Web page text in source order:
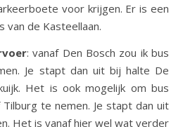
voor krijgen. Er is een
van de Kasteellaan.
: vanaf Den Bosch zou ik bus
Je stapt dan uit bij halte De
Het is ook mogelijk om bus
te nemen. Je stapt dan uit
Het is vanaf hier wel wat verder